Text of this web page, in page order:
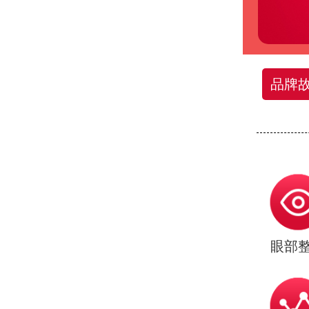
品牌
眼部